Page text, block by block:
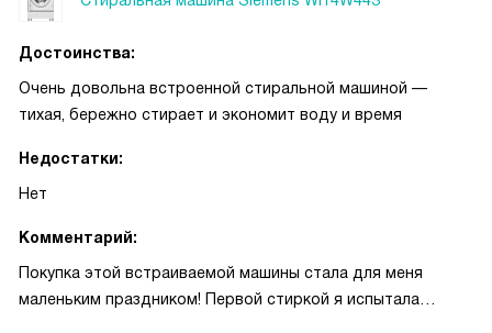
стирку на ночь или до прихода домой.
Достоинства:
Очень довольна встроенной стиральной машиной —
тихая, бережно стирает и экономит воду и время
Недостатки:
Нет
Комментарий:
Покупка этой встраиваемой машины стала для меня
маленьким праздником! Первой стиркой я испытала